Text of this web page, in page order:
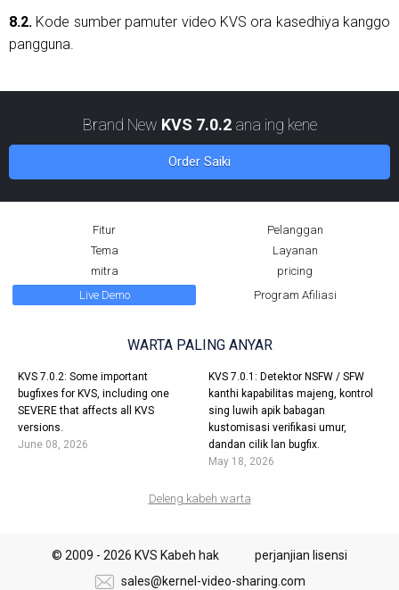
8.2. Kode sumber pamuter video KVS ora kasedhiya kanggo
pangguna.
Brand New KVS 7.0.2ana ing kene
Order Saiki
Fitur
Pelanggan
Tema
Layanan
mitra
pricing
Live Demo
Program Afiliasi
WARTA PALING ANYAR
KVS 7.0.2: Some important
bugfixes for KVS, including one
SEVERE that affects all KVS
versions.
June 08, 2026
KVS 7.0.1: Detektor NSFW / SFW
kanthi kapabilitas majeng, kontrol
sing luwih apik babagan
kustomisasi verifikasi umur,
dandan cilik lan bugfix.
May 18, 2026
Deleng kabeh warta
© 2009 - 2026 KVS Kabeh hak
perjanjian lisensi
sales@kernel-video-sharing.com